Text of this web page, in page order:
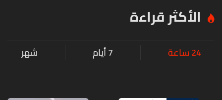
الأكثر قراءة
24 ساعة 7 أيام شهر